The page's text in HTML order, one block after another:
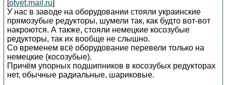
[otvet.mail.ru]
У нас в заводе на оборудовании стояли украинские
прямозубые редукторы, шумели так, как будто вот-вот
накроются. А также, стояли немецкие косозубые
редукторы, так их вообще не слышно.
Со временем всё оборудование перевели только на
немецкие (косозубые).
Причём упорных подшипников в косозубых редукторах
нет, обычные радиальные, шариковые.